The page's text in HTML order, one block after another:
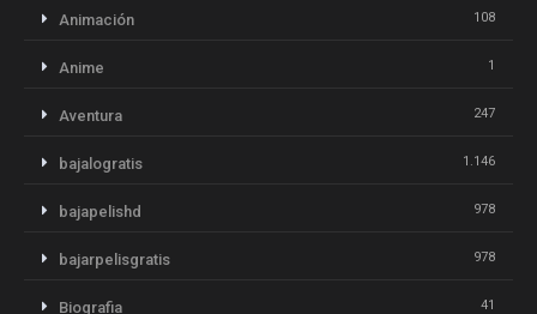
Animación 108
Anime 1
Aventura 247
bajalogratis 1.146
bajapelishd 978
bajarpelisgratis 978
Biografia 41